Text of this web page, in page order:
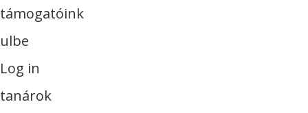
támogatóink
ulbe
Log in
tanárok